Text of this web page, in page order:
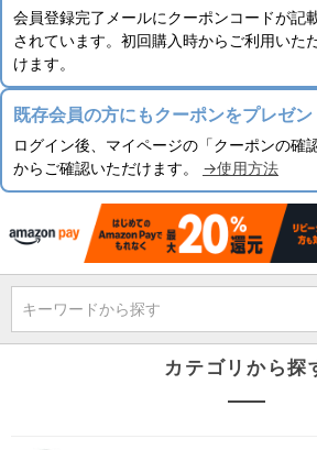
会員登録完了メールにクーポンコードが記
されています。初回購入時からご利用いた
けます。
既存会員の方にもクーポンをプレゼン
ログイン後、マイページの「クーポンの確認
からご確認いただけます。 →使用方法
キーワードから探す
カテゴリから探